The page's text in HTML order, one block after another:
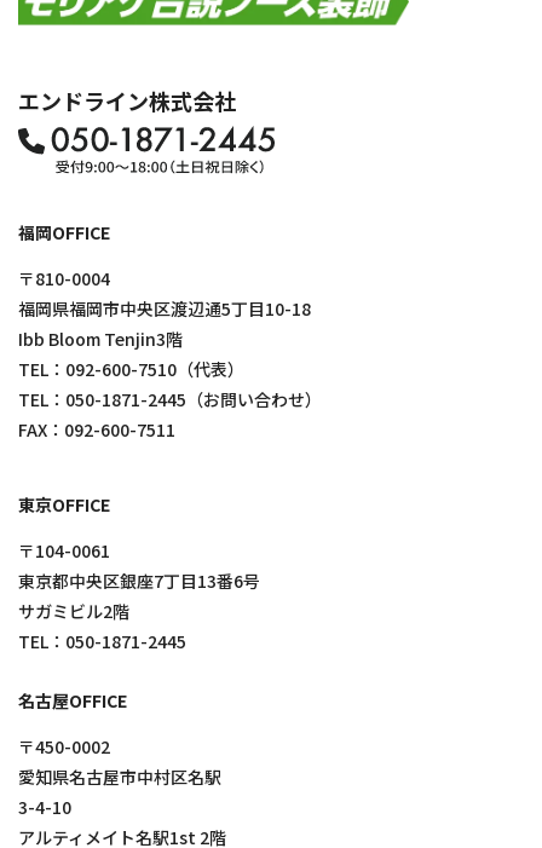
エンドライン株式会社
福岡OFFICE
〒810-0004
福岡県福岡市中央区渡辺通5丁目10-18
Ibb Bloom Tenjin3階
TEL： 092-600-7510 （代表）
TEL： 050-1871-2445 （お問い合わせ）
FAX：092-600-7511
東京OFFICE
〒104-0061
東京都中央区銀座7丁目13番6号
サガミビル2階
TEL： 050-1871-2445
名古屋OFFICE
〒450-0002
愛知県名古屋市中村区名駅
3-4-10
アルティメイト名駅1st 2階